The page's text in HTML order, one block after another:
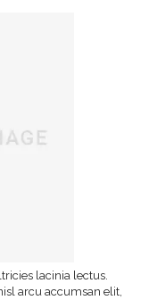
lacinia lectus.
arcu accumsan elit,